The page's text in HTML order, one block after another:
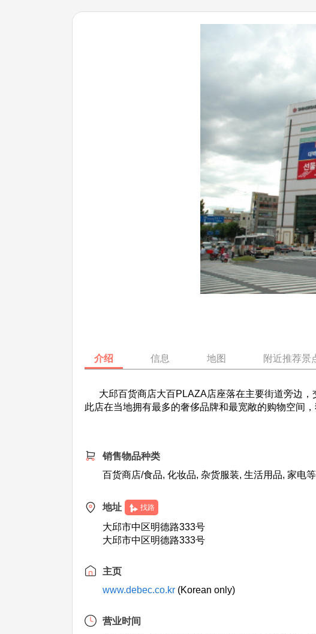
介绍 信息 地图 附近推荐景
大邱百货商店大百PLAZA店座落在主要街道旁边，
此店在当地拥有最多的奢侈品牌和最宽敞的购物空间
销售物品种类
百货商店/食品, 化妆品, 杂货服装, 生活用品, 家电等
地址 找路
大邱市中区明德路333号
大邱市中区明德路333号
主页
www.debec.co.kr (Korean only)
营业时间